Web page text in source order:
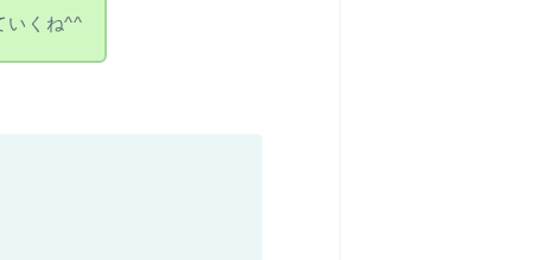
いくね^^